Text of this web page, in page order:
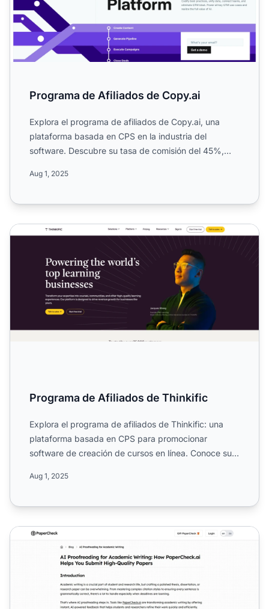
Programa de Afiliados de Copy.ai
Explora el programa de afiliados de Copy.ai, una
plataforma basada en CPS en la industria del
software. Descubre su tasa de comisión del 45%,
Aug 1, 2025
Programa de Afiliados de Thinkific
Programa de Afiliados de Thinkific
Explora el programa de afiliados de Thinkific: una
plataforma basada en CPS para promocionar
software de creación de cursos en línea. Conoce sus
Aug 1, 2025
Programa de Afiliados de PaperCheck